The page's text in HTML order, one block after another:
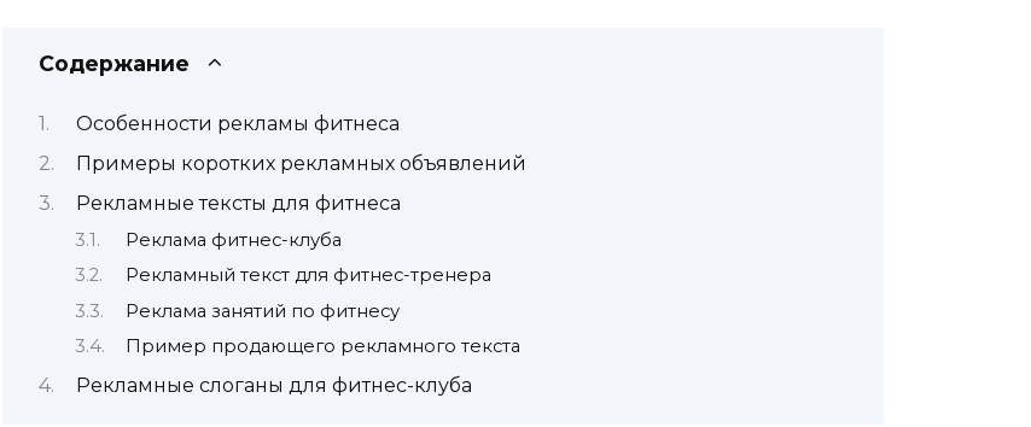
Содержание
Особенности рекламы фитнеса
Примеры коротких рекламных объявлений
Рекламные тексты для фитнеса
Реклама фитнес-клуба
Рекламный текст для фитнес-тренера
Реклама занятий по фитнесу
Пример продающего рекламного текста
Рекламные слоганы для фитнес-клуба